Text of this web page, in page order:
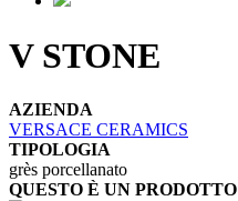
V STONE
AZIENDA
VERSACE CERAMICS
TIPOLOGIA
grès porcellanato
QUESTO È UN PRODOTTO